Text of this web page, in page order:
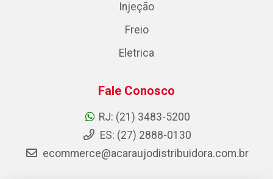
Injeção
Freio
Eletrica
Fale Conosco
RJ: (21) 3483-5200
ES: (27) 2888-0130
ecommerce@acaraujodistribuidora.com.br